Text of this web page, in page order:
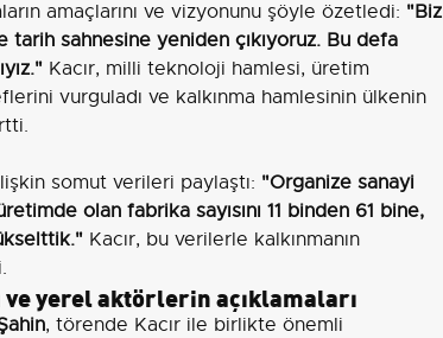
amaçlarını ve vizyonunu şöyle özetledi: "Biz
sahnesine yeniden çıkıyoruz. Bu defa
Kacır, milli teknoloji hamlesi, üretim
vurguladı ve kalkınma hamlesinin ülkenin
somut verileri paylaştı: "Organize sanayi
olan fabrika sayısını 11 binden 61 bine,
Kacır, bu verilerle kalkınmanın
yerel aktörlerin açıklamaları
, törende Kacır ile birlikte önemli